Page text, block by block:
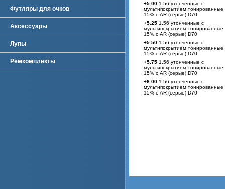
Футляры для очков
Аксессуары
Лупы
Ремкомплекты
+5.00 1.56 утонченные с
мультипокрытием тонированные
15% с AR (серые) D70
+5.25 1.56 утонченные с
мультипокрытием тонированные
15% с AR (серые) D70
+5.50 1.56 утонченные с
мультипокрытием тонированные
15% с AR (серые) D70
+5.75 1.56 утонченные с
мультипокрытием тонированные
15% с AR (серые) D70
+6.00 1.56 утонченные с
мультипокрытием тонированные
15% с AR (серые) D70